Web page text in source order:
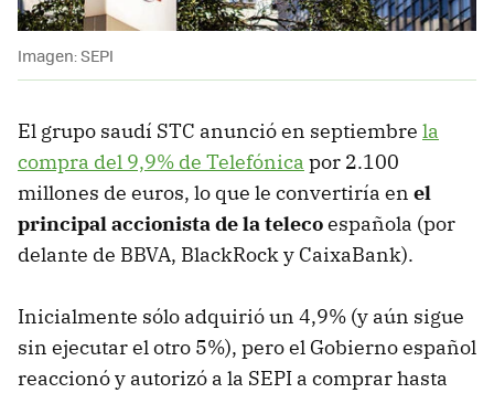
Imagen: SEPI
El grupo saudí STC anunció en septiembre la
compra del 9,9% de Telefónica por 2.100
millones de euros, lo que le convertiría en el
principal accionista de la telecoespañola (por
delante de BBVA, BlackRock y CaixaBank).
Inicialmente sólo adquirió un 4,9% (y aún sigue
sin ejecutar el otro 5%), pero el Gobierno español
reaccionó y autorizó a la SEPI a comprar hasta